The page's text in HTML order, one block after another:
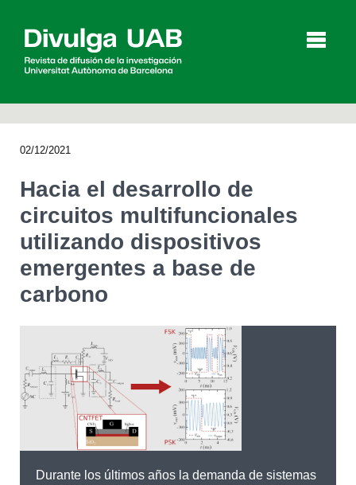
Agenda
English
02/12/2021
Hacia el desarrollo de
circuitos multifuncionales
utilizando dispositivos
emergentes a base de
carbono
Durante los últimos años la demanda de sistemas